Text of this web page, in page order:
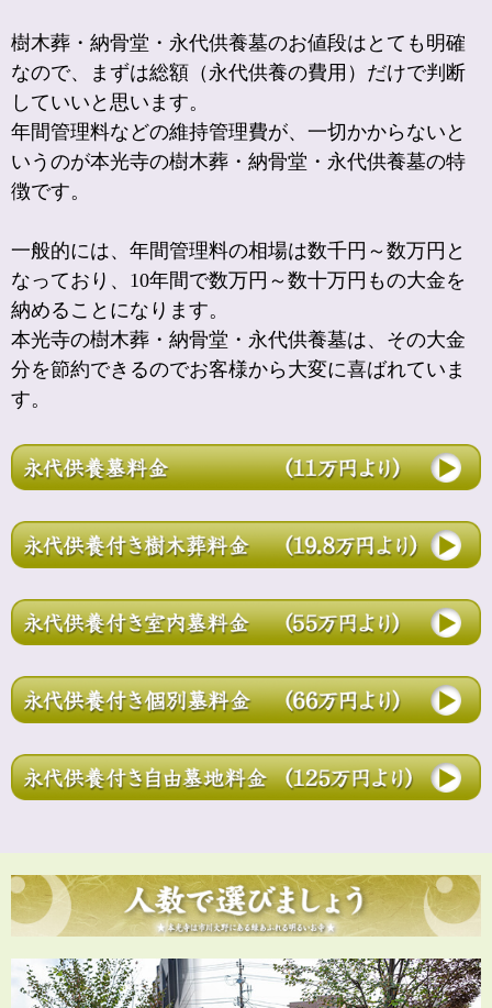
樹木葬・納骨堂・永代供養墓のお値段はとても明確
なので、まずは総額（永代供養の費用）だけで判断
していいと思います。
年間管理料などの維持管理費が、一切かからないと
いうのが本光寺の樹木葬・納骨堂・永代供養墓の特
徴です。
一般的には、年間管理料の相場は数千円～数万円と
なっており、10年間で数万円～数十万円もの大金を
納めることになります。
本光寺の樹木葬・納骨堂・永代供養墓は、その大金
分を節約できるのでお客様から大変に喜ばれていま
す。